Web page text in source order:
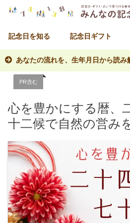
記念日を知る 記念日ギフト
あなたの流れを、生年月日から読
PR含む
心を豊かにする暦、
十二候で自然の営み